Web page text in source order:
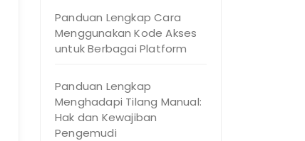
Panduan Lengkap Cara
Menggunakan Kode Akses
untuk Berbagai Platform
Panduan Lengkap
Menghadapi Tilang Manual:
Hak dan Kewajiban
Pengemudi